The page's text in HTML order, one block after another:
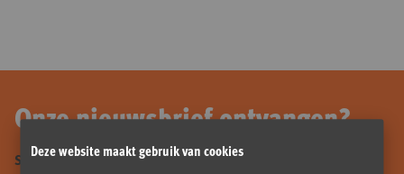
Deze website maakt gebruik van cookies
Onze nieuwsbrief ontvangen?
Schrijf je hier in en mis niets!